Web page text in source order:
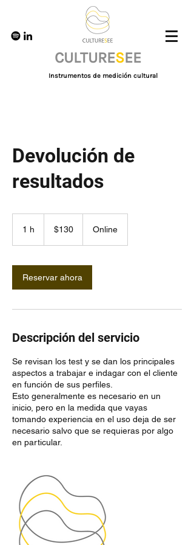
CULTURESEE
Instrumentos de medición cultural
Devolución de
resultados
1 h
chilenos
$130 Online
Reservar ahora
Descripción del servicio
Se revisan los test y se dan los principales
aspectos a trabajar e indagar con el cliente
en función de sus perfiles.
Esto generalmente es necesario en un
inicio, pero en la medida que vayas
tomando experiencia en el uso deja de ser
necesario salvo que se requieras por algo
en particular.